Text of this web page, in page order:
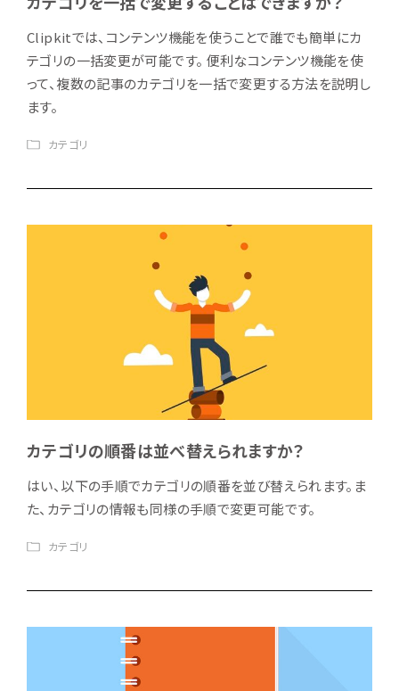
Clipkitでは、コンテンツ機能を使うことで誰でも簡単にカ
テゴリの一括変更が可能です。 便利なコンテンツ機能を使
って、複数の記事のカテゴリを一括で変更する方法を説明し
ます。
カテゴリ
カテゴリの順番は並べ替えられますか？
はい、以下の手順でカテゴリの順番を並び替えられます。ま
た、カテゴリの情報も同様の手順で変更可能です。
カテゴリ